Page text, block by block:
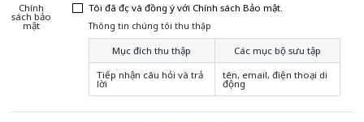
Chính
sách bảo
mật
Tôi đã đọc và đồng ý với Chính sách Bảo mật.
Thông tin chúng tôi thu thập
Mục đích thu thập
Các mục bộ sưu tập
Tiếp nhận câu hỏi và trả
lời
tên, email, điện thoại di
động